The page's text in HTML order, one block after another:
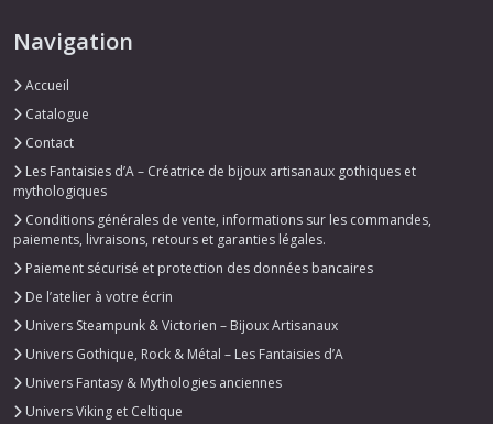
Navigation
Accueil
Catalogue
Contact
Les Fantaisies d’A – Créatrice de bijoux artisanaux gothiques et
mythologiques
Conditions générales de vente, informations sur les commandes,
paiements, livraisons, retours et garanties légales.
Paiement sécurisé et protection des données bancaires
De l’atelier à votre écrin
Univers Steampunk & Victorien – Bijoux Artisanaux
Univers Gothique, Rock & Métal – Les Fantaisies d’A
Univers Fantasy & Mythologies anciennes
Univers Viking et Celtique